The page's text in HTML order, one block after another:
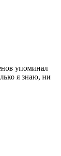
упоминал
я знаю, ни